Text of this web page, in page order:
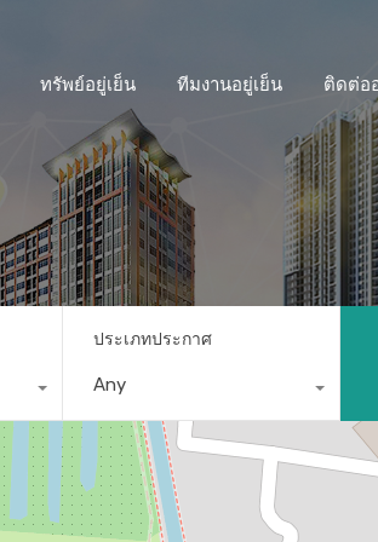
ทรัพย์อยู่เย็น ทีมงานอยู่เย็น ติดต่อ
ประเภทประกาศ
Any